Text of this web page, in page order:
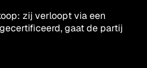
zij verloopt via een
gaat de partij